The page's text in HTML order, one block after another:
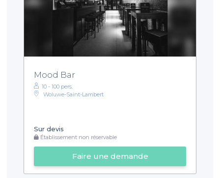
Mood Bar
10 - 100 pers.
Woluwe-Saint-Lambert
Sur devis
Établissement non réservable
Faire une demande